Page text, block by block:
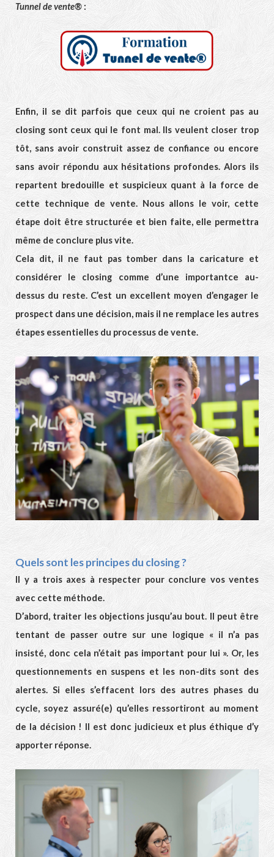
Tunnel de vente®:
Enfin, il se dit parfois que ceux qui ne croient pas au
closing sont ceux qui le font mal. Ils veulent closer trop
tôt, sans avoir construit assez de confiance ou encore
sans avoir répondu aux hésitations profondes. Alors ils
repartent bredouille et suspicieux quant à la force de
cette technique de vente. Nous allons le voir, cette
étape doit être structurée et bien faite, elle permettra
même de conclure plus vite.
Cela dit, il ne faut pas tomber dans la caricature et
considérer le closing comme d’une importantce au-
dessus du reste. C’est un excellent moyen d’engager le
prospect dans une décision, mais il ne remplace les autres
étapes essentielles du processus de vente.
Quels sont les principes du closing ?
Il y a trois axes à respecter pour conclure vos ventes
avec cette méthode.
D’abord, traiter les objections jusqu’au bout. Il peut être
tentant de passer outre sur une logique « il n’a pas
insisté, donc cela n’était pas important pour lui ». Or, les
questionnements en suspens et les non-dits sont des
alertes. Si elles s’effacent lors des autres phases du
cycle, soyez assuré(e) qu’elles ressortiront au moment
de la décision ! Il est donc judicieux et plus éthique d’y
apporter réponse.